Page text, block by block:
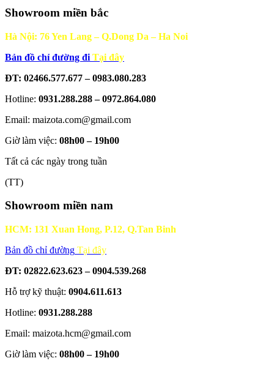
Showroom miền bắc
Hà Nội: 76 Yen Lang – Q.Dong Da – Ha Noi
Bản đồ chỉ đường đi Tại đây
ĐT: 02466.577.677 – 0983.080.283
Hotline: 0931.288.288 – 0972.864.080
Email: maizota.com@gmail.com
Giờ làm việc: 08h00 – 19h00
Tất cả các ngày trong tuần
(TT)
Showroom miền nam
HCM: 131 Xuan Hong, P.12, Q.Tan Binh
Bản đồ chỉ đường Tại đây
ĐT: 02822.623.623 – 0904.539.268
Hỗ trợ kỹ thuật: 0904.611.613
Hotline: 0931.288.288
Email: maizota.hcm@gmail.com
Giờ làm việc: 08h00 – 19h00